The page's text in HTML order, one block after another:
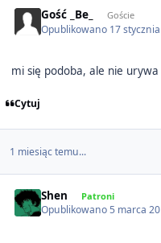
Gość _Be_ Goście
Opublikowano 17
mi się podoba, ale nie
Cytuj
1 miesiąc temu...
Shen Patroni
Opublikowano 5 marca